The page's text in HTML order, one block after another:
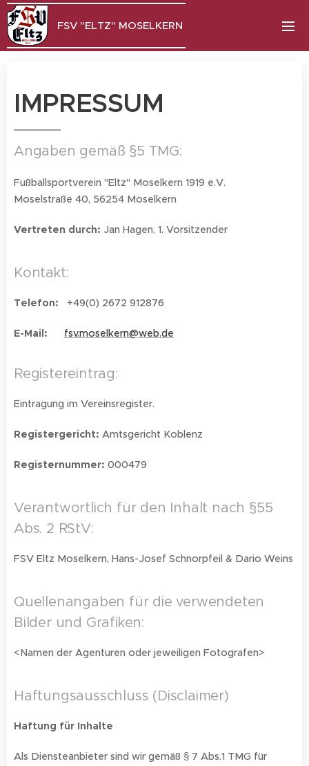
FSV "ELTZ" MOSELKERN
IMPRESSUM
Angaben gemäß §5 TMG:
Fußballsportverein "Eltz" Moselkern 1919 e.V.
Moselstraße 40, 56254 Moselkern
Vertreten durch: Jan Hagen, 1. Vorsitzender
Kontakt:
Telefon: +49(0) 2672 912876
E-Mail: fsv.moselkern@web.de
Registereintrag:
Eintragung im Vereinsregister.
Registergericht: Amtsgericht Koblenz
Registernummer: 000479
Verantwortlich für den Inhalt nach §55
Abs. 2 RStV:
FSV Eltz Moselkern, Hans-Josef Schnorpfeil & Dario Weins
Quellenangaben für die verwendeten
Bilder und Grafiken:
<Namen der Agenturen oder jeweiligen Fotografen>
Haftungsausschluss (Disclaimer)
Haftung für Inhalte
Als Diensteanbieter sind wir gemäß § 7 Abs.1 TMG für